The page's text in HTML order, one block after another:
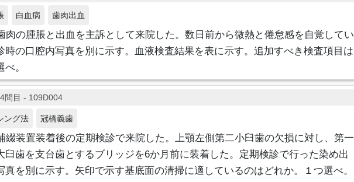
白血病 歯肉出血
肉の腫脹と出血を主訴として来院した。数日前から微熱と倦怠感を自覚してい
時の口腔内写真を別に示す。血液検査結果を表に示す。追加すべき検査項目は
。
問目 - 109D004
ング法 冠橋義歯
綴装置装着後の定期検診で来院した。上顎左側第二小臼歯の欠損に対し、第一
臼歯を支台歯とするブリッジを6か月前に装着した。定期検診で行った染め出
真を別に示す。矢印で示す基底面の清掃に適しているのはどれか。１つ選べ。